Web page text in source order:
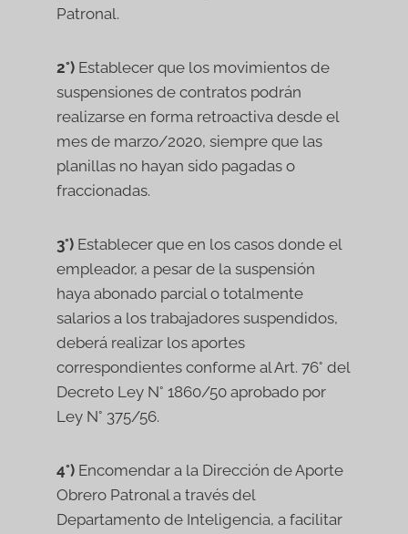
Patronal.
2°) Establecer que los movimientos de
suspensiones de contratos podrán
realizarse en forma retroactiva desde el
mes de marzo/2020, siempre que las
planillas no hayan sido pagadas o
fraccionadas.
3°) Establecer que en los casos donde el
empleador, a pesar de la suspensión
haya abonado parcial o totalmente
salarios a los trabajadores suspendidos,
deberá realizar los aportes
correspondientes conforme al Art. 76° del
Decreto Ley N° 1860/50 aprobado por
Ley N° 375/56.
4°) Encomendar a la Dirección de Aporte
Obrero Patronal a través del
Departamento de Inteligencia, a facilitar